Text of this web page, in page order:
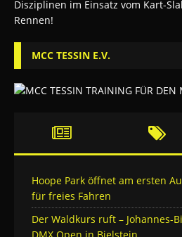
MCC TESSIN E.V.
Hoope Park öffnet am ersten
für freies Fahren
Der Waldkurs ruft – Johannes-